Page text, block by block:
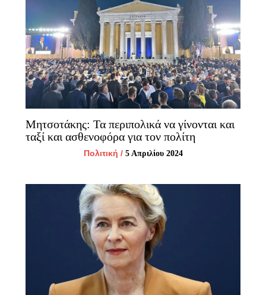
Μητσοτάκης: Τα περιπολικά να γίνονται και
ταξί και ασθενοφόρα για τον πολίτη
Πολιτική / 5 Απριλίου 2024